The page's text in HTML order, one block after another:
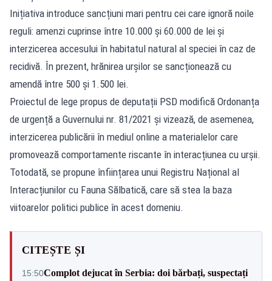
Inițiativa introduce sancțiuni mari pentru cei care ignoră noile
reguli: amenzi cuprinse între 10.000 și 60.000 de lei și
interzicerea accesului în habitatul natural al speciei în caz de
recidivă. În prezent, hrănirea urșilor se sancționează cu
amendă între 500 și 1.500 lei.
Proiectul de lege propus de deputații PSD modifică Ordonanța
de urgență a Guvernului nr. 81/2021 și vizează, de asemenea,
interzicerea publicării în mediul online a materialelor care
promovează comportamente riscante în interacțiunea cu urșii.
Totodată, se propune înființarea unui Registru Național al
Interacțiunilor cu Fauna Sălbatică, care să stea la baza
viitoarelor politici publice în acest domeniu.
CITEȘTE ȘI
15:50Complot dejucat în Serbia: doi bărbați, suspectați